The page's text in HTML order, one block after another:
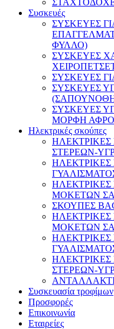
Συσκευές
ΣΥΣΚΕΥΕΣ
ΦΥΛΛΟ)
ΣΥΣΚΕΥΕΣ
ΣΥΣΚΕΥΕΣ
ΣΥΣΚΕΥΕΣ
ΣΥΣΚΕΥΕΣ
ΜΟΡΦΗ
Ηλεκτρικές σκούπες
ΣΤΕΡΕΩΝ-
ΜΟΚΕΤΩΝ
ΣΚΟΥΠΕΣ
ΜΟΚΕΤΩΝ
ΣΤΕΡΕΩΝ-
Συσκευασία τροφίμων
Προσφορές
Επικοινωνία
Εταιρείες